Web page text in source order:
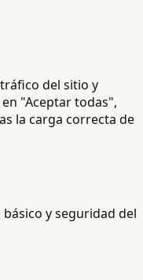
del sitio y
"Aceptar todas",
la carga correcta de
y seguridad del